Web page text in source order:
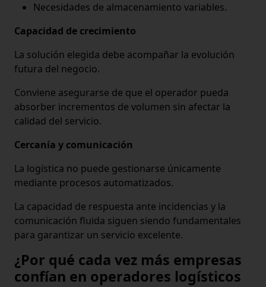
Necesidades de almacenamiento variables.
Capacidad de crecimiento
La solución elegida debe acompañar la evolución
futura del negocio.
Conviene asegurarse de que el operador pueda
absorber incrementos de volumen sin afectar la
calidad del servicio.
Cercanía y comunicación
La logística no puede gestionarse únicamente
mediante procesos automatizados.
La capacidad de respuesta ante incidencias y la
comunicación fluida siguen siendo fundamentales
para garantizar un servicio excelente.
¿Por qué cada vez más empresas
confían en operadores logísticos